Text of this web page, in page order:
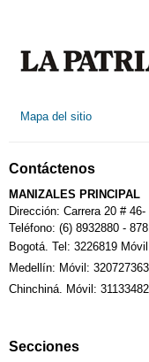
Mapa del sitio
Contáctenos
MANIZALES PRINCIPAL
Dirección: Carrera 20 # 46-
Teléfono: (6) 8932880 -
Bogotá. Tel: 3226819
Medellín: Móvil:
Chinchiná. Móvil:
Secciones